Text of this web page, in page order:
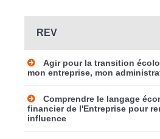
REV
Agir pour la transition
mon entreprise, mon
Comprendre le langage
financier de l'Entreprise pour
influence